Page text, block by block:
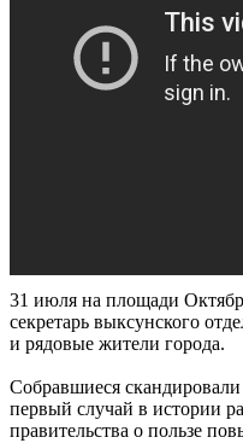
31 июля на площади
секретарь выксунского
и рядовые жители города.
Собравшиеся
первый случай в истории
правительства о пользе